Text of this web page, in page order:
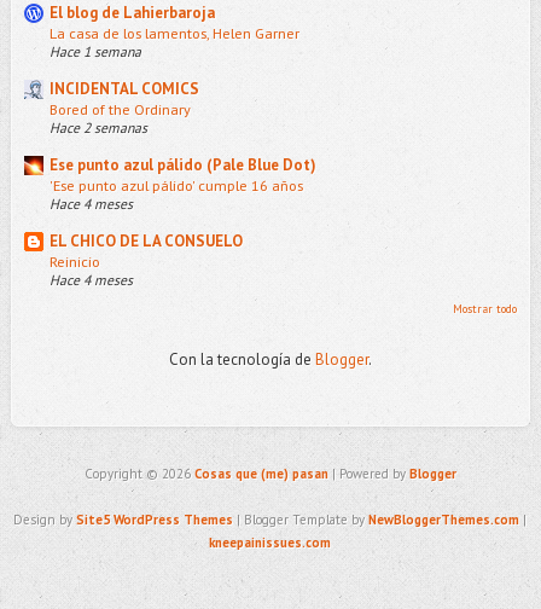
El blog de Lahierbaroja
La casa de los lamentos, Helen Garner
Hace 1 semana
INCIDENTAL COMICS
Bored of the Ordinary
Hace 2 semanas
Ese punto azul pálido (Pale Blue Dot)
'Ese punto azul pálido' cumple 16 años
Hace 4 meses
EL CHICO DE LA CONSUELO
Reinicio
Hace 4 meses
Mostrar todo
Con la tecnología de Blogger.
Copyright © 2026Cosas que (me) pasan| Powered byBlogger
Design bySite5 WordPress Themes | Blogger Template byNewBloggerThemes.com |
kneepainissues.com